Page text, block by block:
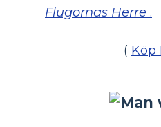
Flugornas Herre .
( Köp